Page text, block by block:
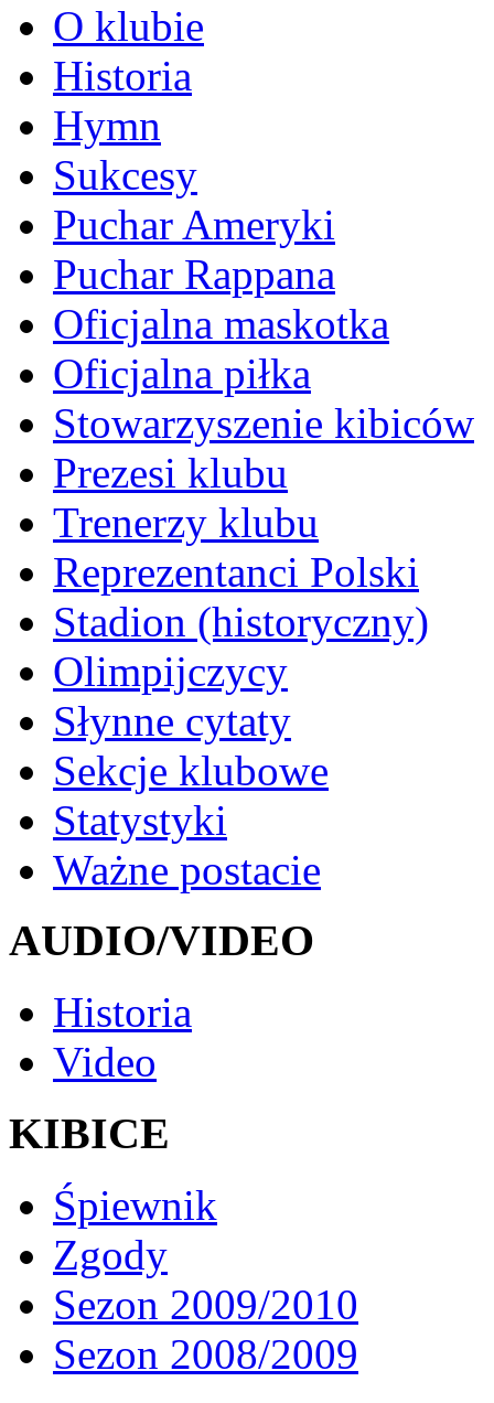
O klubie
Historia
Hymn
Sukcesy
Puchar Ameryki
Puchar Rappana
Oficjalna maskotka
Oficjalna piłka
Stowarzyszenie kibiców
Prezesi klubu
Trenerzy klubu
Reprezentanci Polski
Stadion (historyczny)
Olimpijczycy
Słynne cytaty
Sekcje klubowe
Statystyki
Ważne postacie
AUDIO/VIDEO
Historia
Video
KIBICE
Śpiewnik
Zgody
Sezon 2009/2010
Sezon 2008/2009